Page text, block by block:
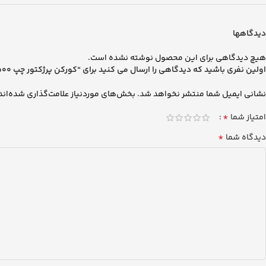
دیدگاهها
هیچ دیدگاهی برای این محصول نوشته نشده است.
اولین نفری باشید که دیدگاهی را ارسال می کنید برای “کورکن پرژکتور چپ FH500 نیو فیس”
نشانی ایمیل شما منتشر نخواهد شد. بخش‌های موردنیاز علامت‌گذاری
امتیاز شما *
دیدگاه شما *